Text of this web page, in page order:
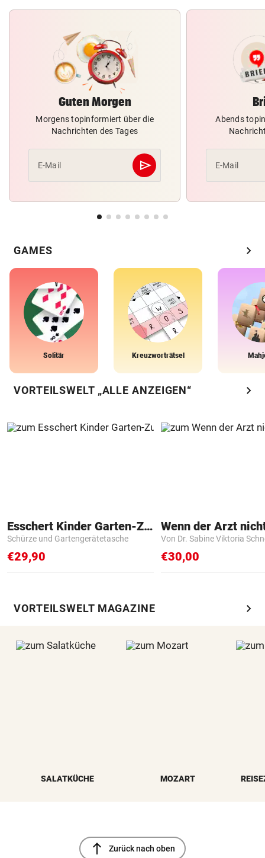
Guten Morgen
Morgens topinformiert über die
Nachrichten des Tages
E-Mail send
Abschicken
Abends
E-Mail
GAMES chevron_right
Solitär Kreuzworträtsel
VORTEILSWELT „ALLE ANZEIGEN“ chevron_right
Esschert Kinder Garten-Zubehör
Schürze und Gartengerätetasche
€29,90
Von Dr. Sabine Viktoria
€30,00
VORTEILSWELT MAGAZINE chevron_right
SALATKÜCHE MOZART
north Zurück nach oben